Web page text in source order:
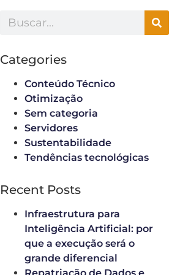
Categories
Conteúdo Técnico
Otimização
Sem categoria
Servidores
Sustentabilidade
Tendências tecnológicas
Recent Posts
Infraestrutura para
Inteligência Artificial: por
que a execução será o
grande diferencial